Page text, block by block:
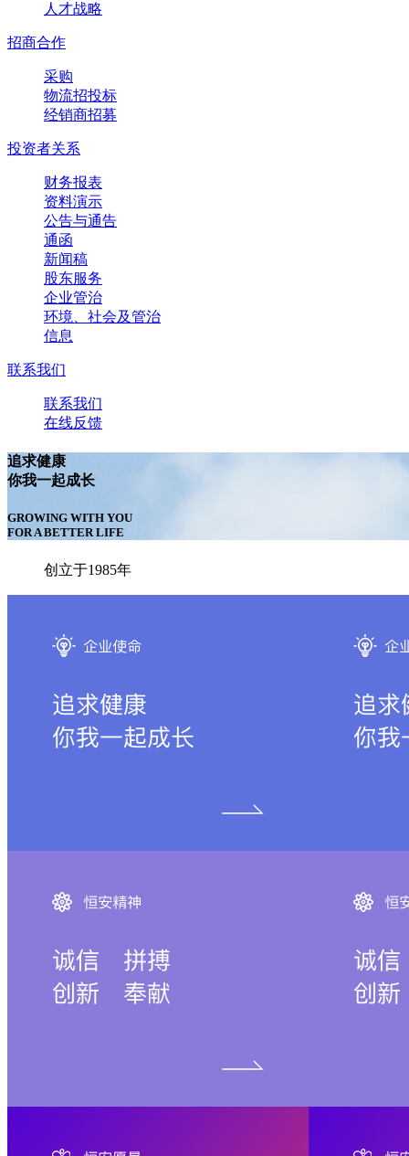
人才战略
招商合作
采购
物流招投标
经销商招募
投资者关系
财务报表
资料演示
公告与通告
通函
新闻稿
股东服务
企业管治
环境、社会及管治
信息
联系我们
联系我们
在线反馈
追求健康
你我一起成长
GROWING WITH YOU
FOR A BETTER LIFE
创立于1985年